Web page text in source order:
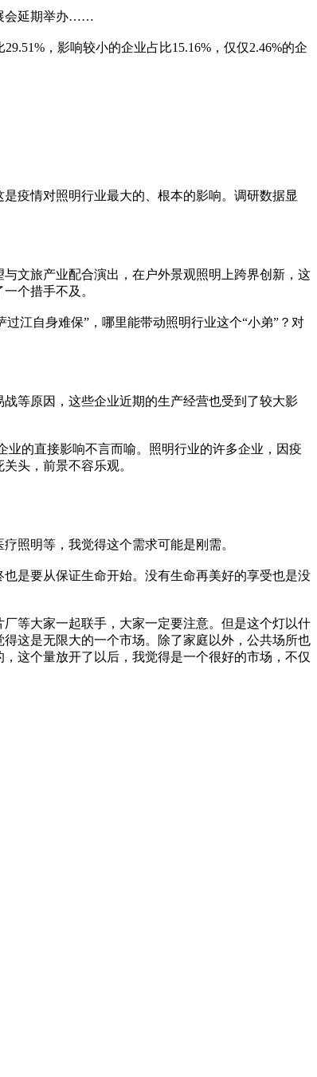
会延期举办……
，影响较小的企业占比15.16%，仅仅2.46%的企
疫情对照明行业最大的、根本的影响。调研数据显
文旅产业配合演出，在户外景观照明上跨界创新，这
个措手不及。
江自身难保”，哪里能带动照明行业这个“小弟”？对
等原因，这些企业近期的生产经营也受到了较大影
的直接影响不言而喻。照明行业的许多企业，因疫
关头，前景不容乐观。
照明等，我觉得这个需求可能是刚需。
是要从保证生命开始。没有生命再美好的享受也是没
等大家一起联手，大家一定要注意。但是这个灯以什
这是无限大的一个市场。除了家庭以外，公共场所也
这个量放开了以后，我觉得是一个很好的市场，不仅